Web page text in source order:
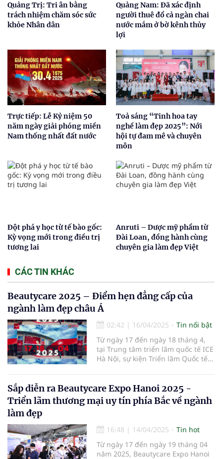
Quảng Trị: Tri ân bằng
trách nhiệm chăm sóc sức
khỏe Nhân dân
Quảng Nam: Đã xác định
người thuê đổ cả ngàn chai
nước mắm ở bờ kênh thủy
lợi
Trực tiếp: Lễ Kỷ niệm 50
năm ngày giải phóng miền
Nam thống nhất đất nước
Toả sáng “Tinh hoa tay
nghề làm đẹp 2025”: Nới
hội tự đam mê và chuyên
môn
Đột phá y học từ tế bào gốc:
Kỳ vọng mới trong điều trị
tương lai
Anruti – Dược mỹ phẩm từ
Đài Loan, đồng hành cùng
chuyên gia làm đẹp Việt
CÁC TIN KHÁC
Beautycare 2025 – Điểm hẹn đẳng cấp của
ngành làm đẹp châu Á
02:42 | 16/04/2025
Tin nổi bật
Từ ngày 17 đến ngày 18 tháng 4,
tại Trung tâm triển lãm quốc tế ICE
Hà Nội, sự kiện Triển lãm Quốc tế
"Vẻ đẹp bền vững – Công nghệ
định hình tương lai".
Sắp diễn ra Beautycare Expo Hanoi 2025 -
Triển lãm thương mại uy tín phía Bắc về ngành
làm đẹp
16:48 | 14/04/2025
Tin hot
Từ ngày 17 đến ngày 19 tháng 04
năm 2025, Beautycare Expo Hanoi